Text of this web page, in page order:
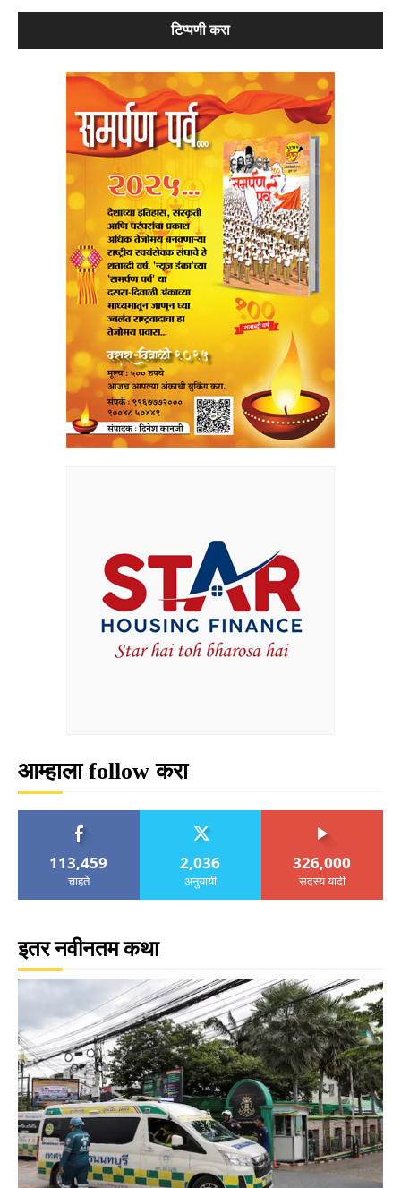
आम्हाला follow करा
113,459
चाहते
2,036
अनुयायी
326,000
सदस्य यादी
इतर नवीनतम कथा